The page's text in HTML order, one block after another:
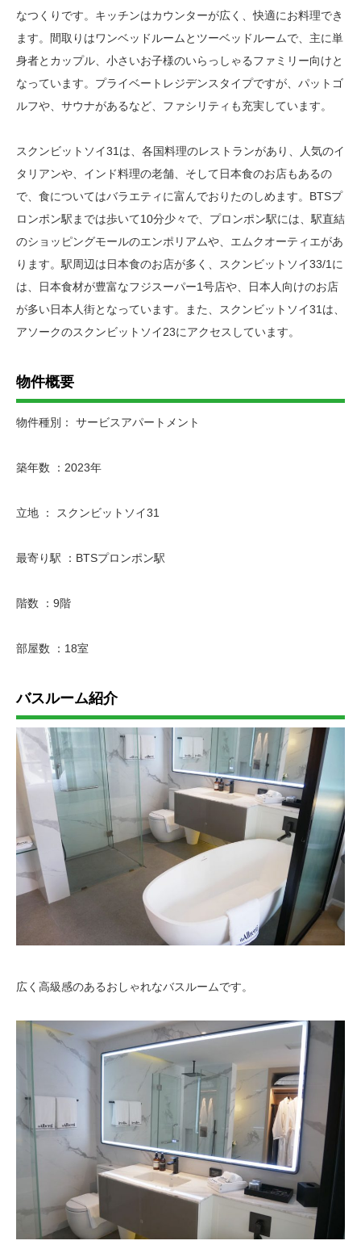
なつくりです。キッチンはカウンターが広く、快適にお料理でき
ます。間取りはワンベッドルームとツーベッドルームで、主に単
身者とカップル、小さいお子様のいらっしゃるファミリー向けと
なっています。プライベートレジデンスタイプですが、パットゴ
ルフや、サウナがあるなど、ファシリティも充実しています。
スクンビットソイ31は、各国料理のレストランがあり、人気のイ
タリアンや、インド料理の老舗、そして日本食のお店もあるの
で、食についてはバラエティに富んでおりたのしめます。BTSプ
ロンポン駅までは歩いて10分少々で、プロンポン駅には、駅直結
のショッピングモールのエンポリアムや、エムクオーティエがあ
ります。駅周辺は日本食のお店が多く、スクンビットソイ33/1に
は、日本食材が豊富なフジスーパー1号店や、日本人向けのお店
が多い日本人街となっています。また、スクンビットソイ31は、
アソークのスクンビットソイ23にアクセスしています。
物件概要
物件種別： サービスアパートメント
築年数 ：2023年
立地 ： スクンビットソイ31
最寄り駅 ：BTSプロンポン駅
階数 ：9階
部屋数 ：18室
バスルーム紹介
広く高級感のあるおしゃれなバスルームです。